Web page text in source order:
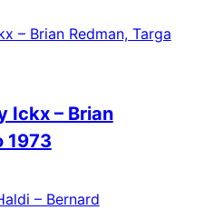
Ickx – Brian
1973